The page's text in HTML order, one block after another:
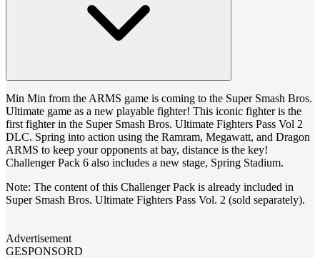
Min Min from the ARMS game is coming to the Super Smash Bros.
Ultimate game as a new playable fighter! This iconic fighter is the
first fighter in the Super Smash Bros. Ultimate Fighters Pass Vol 2
DLC. Spring into action using the Ramram, Megawatt, and Dragon
ARMS to keep your opponents at bay, distance is the key!
Challenger Pack 6 also includes a new stage, Spring Stadium.
Note: The content of this Challenger Pack is already included in
Super Smash Bros. Ultimate Fighters Pass Vol. 2 (sold separately).
Advertisement
GESPONSORD